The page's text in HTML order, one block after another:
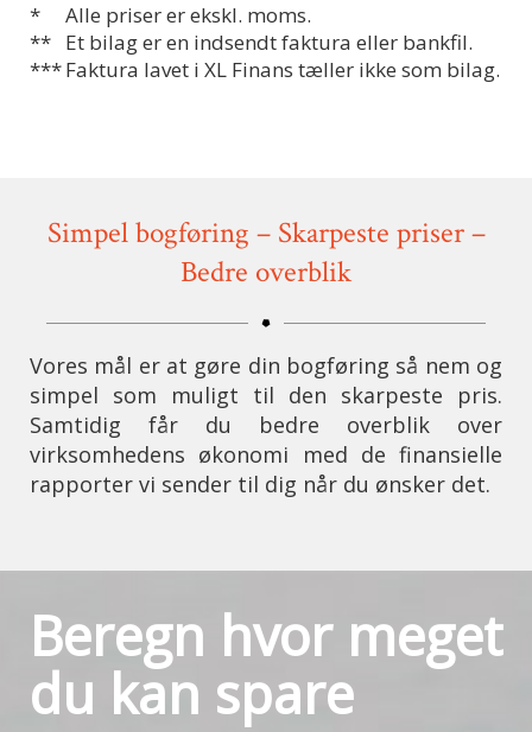
*
Alle priser er ekskl. moms.
** Et bilag er en indsendt faktura eller bankfil.
***Faktura lavet i XL Finans tæller ikke som bilag.
Simpel bogføring – Skarpeste priser –
Bedre overblik
Vores mål er at gøre din bogføring så nem og
simpel som muligt til den skarpeste pris.
Samtidig får du bedre overblik over
virksomhedens økonomi med de finansielle
rapporter vi sender til dig når du ønsker det.
Beregn hvor meget
du kan spare